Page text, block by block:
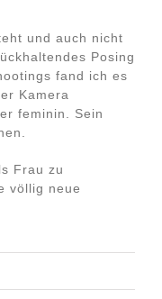
und auch nicht
Posing
fand ich es
Kamera
feminin. Sein
Frau zu
völlig neue